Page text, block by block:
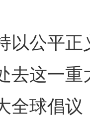
公平正
去这一
全球倡